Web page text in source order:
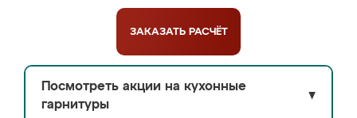
ЗАКАЗАТЬ РАСЧЁТ
Посмотреть акции на кухонные
гарнитуры
▼